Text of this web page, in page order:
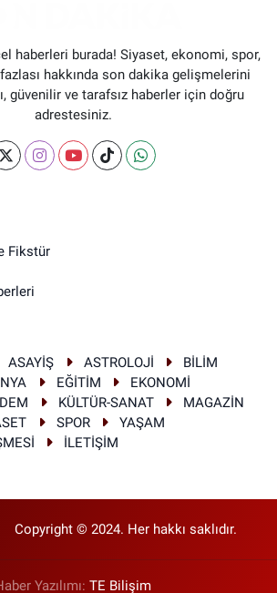
haberleri burada! Siyaset, ekonomi, spor,
hakkında son dakika gelişmelerini
güvenilir ve tarafsız haberler için doğru
adrestesiniz.
Fikstür
ASAYİŞ ASTROLOJİ
BİLİM
EĞİTİM
EKONOMİ
KÜLTÜR-SANAT
MAGAZİN
SPOR
YAŞAM
İLETİŞİM
Copyright © 2024. Her hakkı saklıdır.
Yazılımı: TE Bilişim